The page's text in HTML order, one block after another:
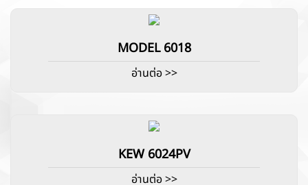
MODEL 6018
อ่านต่อ >>
KEW 6024PV
อ่านต่อ >>